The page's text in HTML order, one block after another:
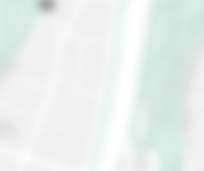
che ospita anche